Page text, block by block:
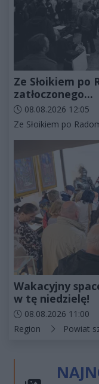
Ze Słoikiem po
zatłoczonego...
Data dodania artykułu:
08.08.2026 12:05
Kategorie artykułu:
Ze Słoikiem po
Wakacyjny
w tę niedzielę!
Data dodania artykułu:
08.08.2026 11:00
Kategorie artykułu:
Region Powiat